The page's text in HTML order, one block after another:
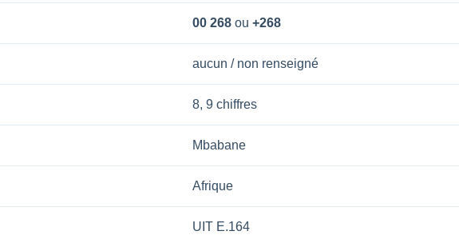
00 268 ou +268
aucun / non renseigné
8, 9 chiffres
Mbabane
Afrique
UIT E.164